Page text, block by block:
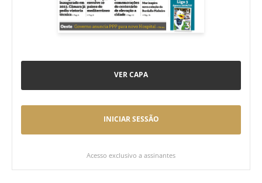
VER CAPA
INICIAR SESSÃO
Acesso exclusivo a assinantes